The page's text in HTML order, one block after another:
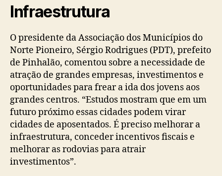
Infraestrutura
O presidente da Associação dos Municípios do
Norte Pioneiro, Sérgio Rodrigues (PDT), prefeito
de Pinhalão, comentou sobre a necessidade de
atração de grandes empresas, investimentos e
oportunidades para frear a ida dos jovens aos
grandes centros. “Estudos mostram que em um
futuro próximo essas cidades podem virar
cidades de aposentados. É preciso melhorar a
infraestrutura, conceder incentivos fiscais e
melhorar as rodovias para atrair
investimentos”.